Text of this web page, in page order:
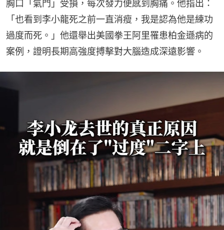
胸口「氣門」受損，每次發力便感到胸痛。他指出：
「也看到李小龍死之前一直消瘦，我是認為他是練功
過度而死。」他還舉出美國拳王阿里罹患柏金遜病的
案例，證明長期高強度搏擊對大腦造成深遠影響。